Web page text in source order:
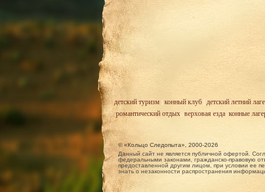
детский туризм| конный клуб| детский летний
романтический отдых, верховая езда, конные
© «Кольцо Следопыта», 2000-2026
Данный сайт не является публичной офертой.
федеральными законами, гражданско-правовую
предоставленной другим лицом, при условии ее
знать о незаконности распространения